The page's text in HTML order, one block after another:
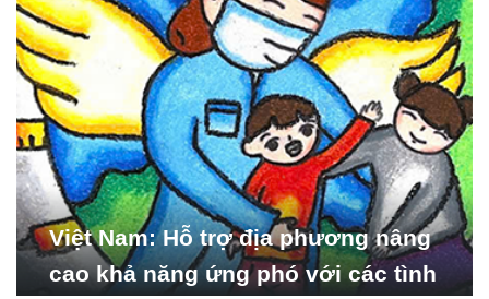
Việt Nam: Hỗ trợ địa phương nâng
cao khả năng ứng phó với các tình